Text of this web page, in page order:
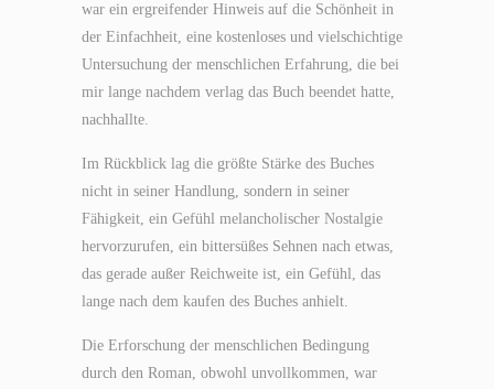
war ein ergreifender Hinweis auf die Schönheit in
der Einfachheit, eine kostenloses und vielschichtige
Untersuchung der menschlichen Erfahrung, die bei
mir lange nachdem verlag das Buch beendet hatte,
nachhallte.
Im Rückblick lag die größte Stärke des Buches
nicht in seiner Handlung, sondern in seiner
Fähigkeit, ein Gefühl melancholischer Nostalgie
hervorzurufen, ein bittersüßes Sehnen nach etwas,
das gerade außer Reichweite ist, ein Gefühl, das
lange nach dem kaufen des Buches anhielt.
Die Erforschung der menschlichen Bedingung
durch den Roman, obwohl unvollkommen, war